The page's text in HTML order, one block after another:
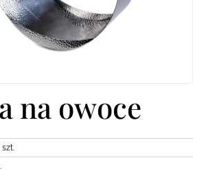
Transport Pozostałe
na owoce
szt.